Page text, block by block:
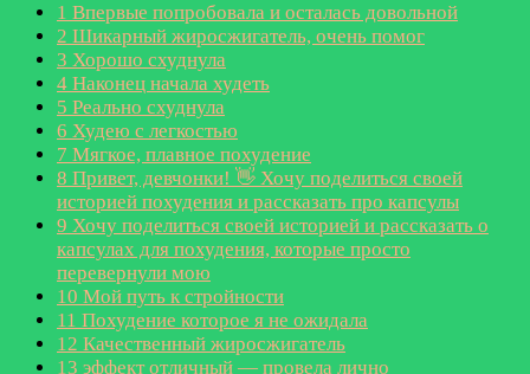
1 Впервые попробовала и осталась довольной
2 Шикарный жиросжигатель, очень помог
3 Хорошо схуднула
4 Наконец начала худеть
5 Реально схуднула
6 Худею с легкостью
7 Мягкое, плавное похудение
8 Привет, девчонки! 👋 Хочу поделиться своей
историей похудения и рассказать про капсулы
9 Хочу поделиться своей историей и рассказать о
капсулах для похудения, которые просто
перевернули мою
10 Мой путь к стройности
11 Похудение которое я не ожидала
12 Качественный жиросжигатель
13 эффект отличный — провела лично